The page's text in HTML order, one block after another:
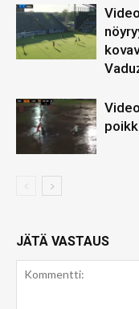
JÄTÄ VASTAUS